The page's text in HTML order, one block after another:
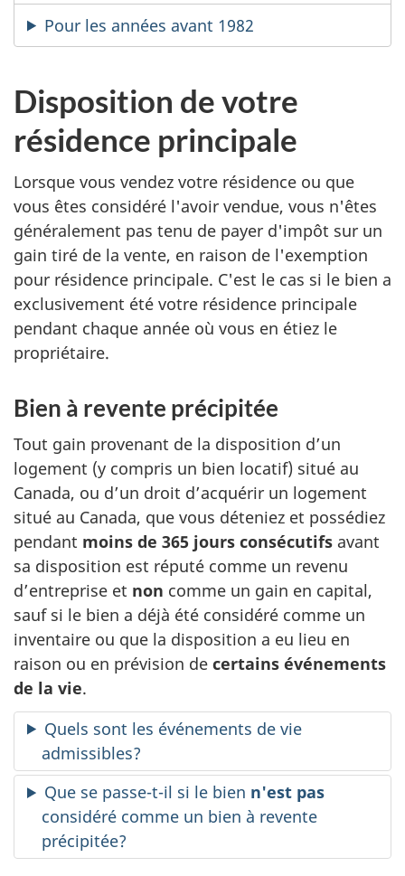
Pour les années avant 1982
Disposition de votre
résidence principale
Lorsque vous vendez votre résidence ou que
vous êtes considéré l'avoir vendue, vous n'êtes
généralement pas tenu de payer d'impôt sur un
gain tiré de la vente, en raison de l'exemption
pour résidence principale. C'est le cas si le bien a
exclusivement été votre résidence principale
pendant chaque année où vous en étiez le
propriétaire.
Bien à revente précipitée
Tout gain provenant de la disposition d’un
logement (y compris un bien locatif) situé au
Canada, ou d’un droit d’acquérir un logement
situé au Canada, que vous déteniez et possédiez
pendant moins de 365 jours consécutifs avant
sa disposition est réputé comme un revenu
d’entreprise et non comme un gain en capital,
sauf si le bien a déjà été considéré comme un
inventaire ou que la disposition a eu lieu en
raison ou en prévision de certains événements
de la vie.
Quels sont les événements de vie
admissibles?
Que se passe-t-il si le bien n'est pas
considéré comme un bien à revente
précipitée?